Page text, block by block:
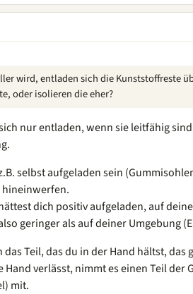
wird, entladen sich die Kunststoffreste
oder isolieren die eher?
nur entladen, wenn sie leitfähig
selbst aufgeladen sein
hineinwerfen.
dich positiv aufgeladen, auf
geringer als auf deiner Umgebung
Teil, das du in der Hand hältst,
Hand verlässt, nimmt es einen Teil der
mit.